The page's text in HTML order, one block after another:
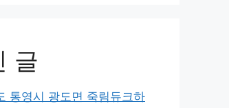
글
통영시 광도면 죽림듀크하